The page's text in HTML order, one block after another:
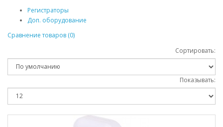
Регистраторы
Доп. оборудование
Сравнение товаров (0)
Сортировать:
Показывать: